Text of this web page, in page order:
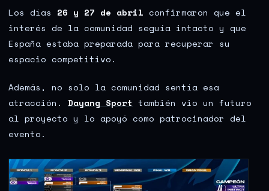
Los días 26 y 27 de abril confirmaron que el
interés de la comunidad seguía intacto y que
España estaba preparada para recuperar su
espacio competitivo.
Además, no solo la comunidad sentía esa
atracción. Dayang Sport también vio un futuro
al proyecto y lo apoyó como patrocinador del
evento.